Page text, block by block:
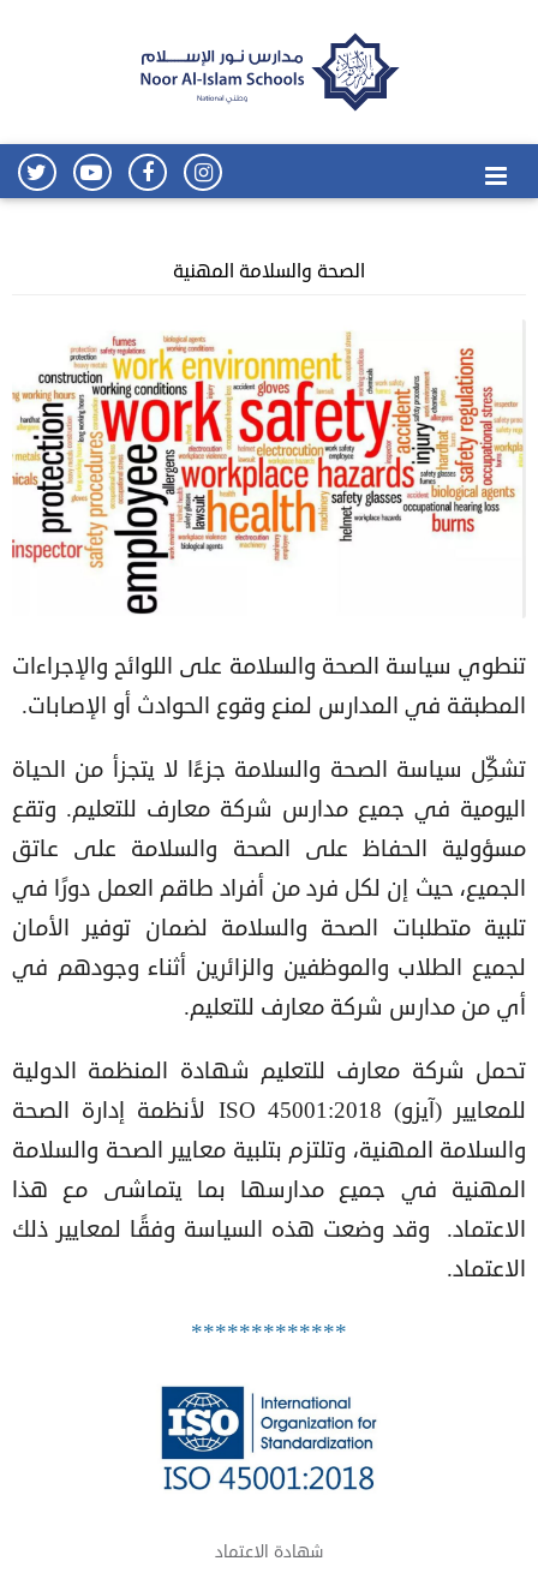
الصحة والسلامة المهنية
تنطوي سياسة الصحة والسلامة على اللوائح والإجراءات
المطبقة في المدارس لمنع وقوع الحوادث أو الإصابات.
تشكِّل سياسة الصحة والسلامة جزءًا لا يتجزأ من الحياة
اليومية في جميع مدارس شركة معارف للتعليم. وتقع
مسؤولية الحفاظ على الصحة والسلامة على عاتق
الجميع، حيث إن لكل فرد من أفراد طاقم العمل دورًا في
تلبية متطلبات الصحة والسلامة لضمان توفير الأمان
لجميع الطلاب والموظفين والزائرين أثناء وجودهم في
أي من مدارس شركة معارف للتعليم.
تحمل شركة معارف للتعليم شهادة المنظمة الدولية
للمعايير (آيزو) ISO 45001:2018 لأنظمة إدارة الصحة
والسلامة المهنية، وتلتزم بتلبية معايير الصحة والسلامة
المهنية في جميع مدارسها بما يتماشى مع هذا
الاعتماد. وقد وضعت هذه السياسة وفقًا لمعايير ذلك
الاعتماد.
*************
شهادة الاعتماد